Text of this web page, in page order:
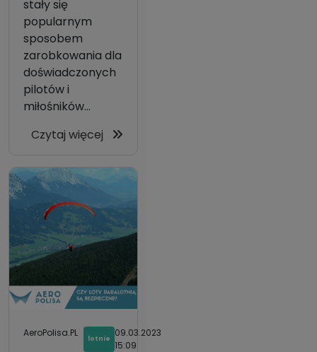
stały się
popularnym
sposobem
zarobkowania dla
doświadczonych
pilotów i
miłośników...
Czytaj więcej
AeroPolisa.PL
lotnie
09.03.2023
15:09